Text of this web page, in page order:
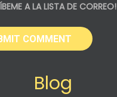
A LA LISTA DE CORREO!
Blog